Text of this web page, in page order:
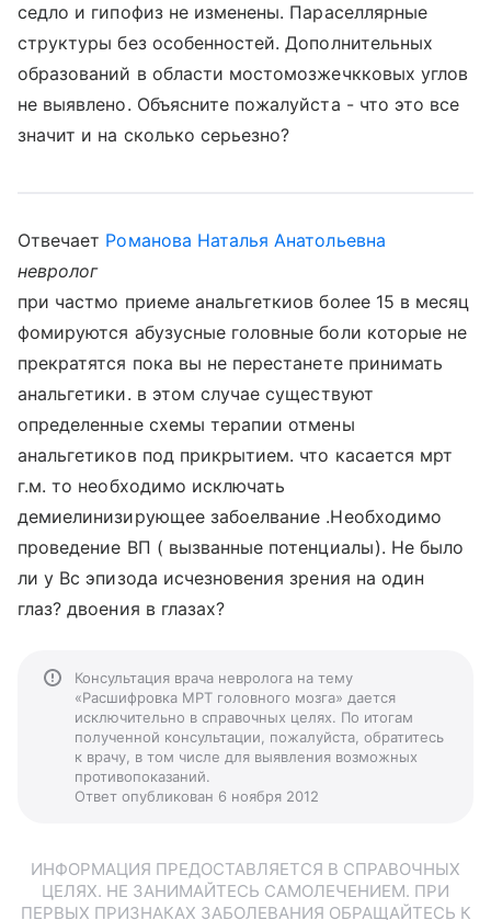
седло и гипофиз не изменены. Параселлярные
структуры без особенностей. Дополнительных
образований в области мостомозжечкковых углов
не выявлено. Объясните пожалуйста - что это все
значит и на сколько серьезно?
Отвечает Романова Наталья Анатольевна
невролог
при частмо приеме анальгеткиов более 15 в месяц
фомируются абузусные головные боли которые не
прекратятся пока вы не перестанете принимать
анальгетики. в этом случае существуют
определенные схемы терапии отмены
анальгетиков под прикрытием. что касается мрт
г.м. то необходимо исключать
демиелинизирующее забоелвание .Необходимо
проведение ВП ( вызванные потенциалы). Не было
ли у Вс эпизода исчезновения зрения на один
глаз? двоения в глазах?
Консультация врача невролога на тему
«Расшифровка МРТ головного мозга» дается
исключительно в справочных целях. По итогам
полученной консультации, пожалуйста, обратитесь
к врачу, в том числе для выявления возможных
противопоказаний.
Ответ опубликован 6 ноября 2012
ИНФОРМАЦИЯ ПРЕДОСТАВЛЯЕТСЯ В СПРАВОЧНЫХ
ЦЕЛЯХ. НЕ ЗАНИМАЙТЕСЬ САМОЛЕЧЕНИЕМ. ПРИ
ПЕРВЫХ ПРИЗНАКАХ ЗАБОЛЕВАНИЯ ОБРАЩАЙТЕСЬ К